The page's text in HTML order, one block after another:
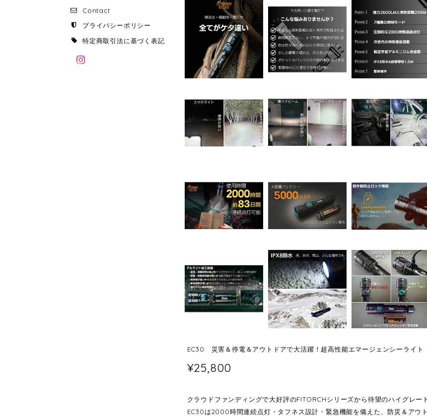
Contact
プライバシーポリシー
特定商取引法に基づく表記
EC30 災害＆停電＆アウトドアで大活躍！超高性能エマージェンシーライ
¥25,800
クラウドファンディングで大好評のFITORCHシリーズから待望のハイグレー
EC30は2000時間連続点灯・タフネス設計・緊急機能を備えた、防災＆アウ